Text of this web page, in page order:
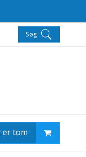
Søg
er tom